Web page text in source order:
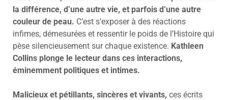
la différence, d’une autre vie, et parfois d’une autre
couleur de peau. C’est s’exposer à des réactions
infimes, démesurées et ressentir le poids de l’Histoire qui
pèse silencieusement sur chaque existence. Kathleen
Collins plonge le lecteur dans ces interactions,
éminemment politiques et intimes.
Malicieux et pétillants, sincères et vivants, ces écrits